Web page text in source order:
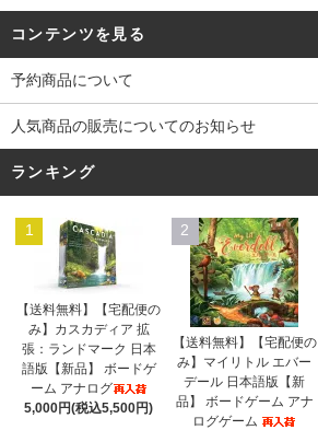
コンテンツを見る
予約商品について
人気商品の販売についてのお知らせ
ランキング
1
【送料無料】【宅配便の
み】カスカディア 拡
張：ランドマーク 日本
語版【新品】 ボードゲ
ーム アナログ
5,000円(税込5,500円)
2
【送料無料】【宅配便の
み】マイリトル エバー
デール 日本語版【新
品】 ボードゲーム アナ
ログゲーム